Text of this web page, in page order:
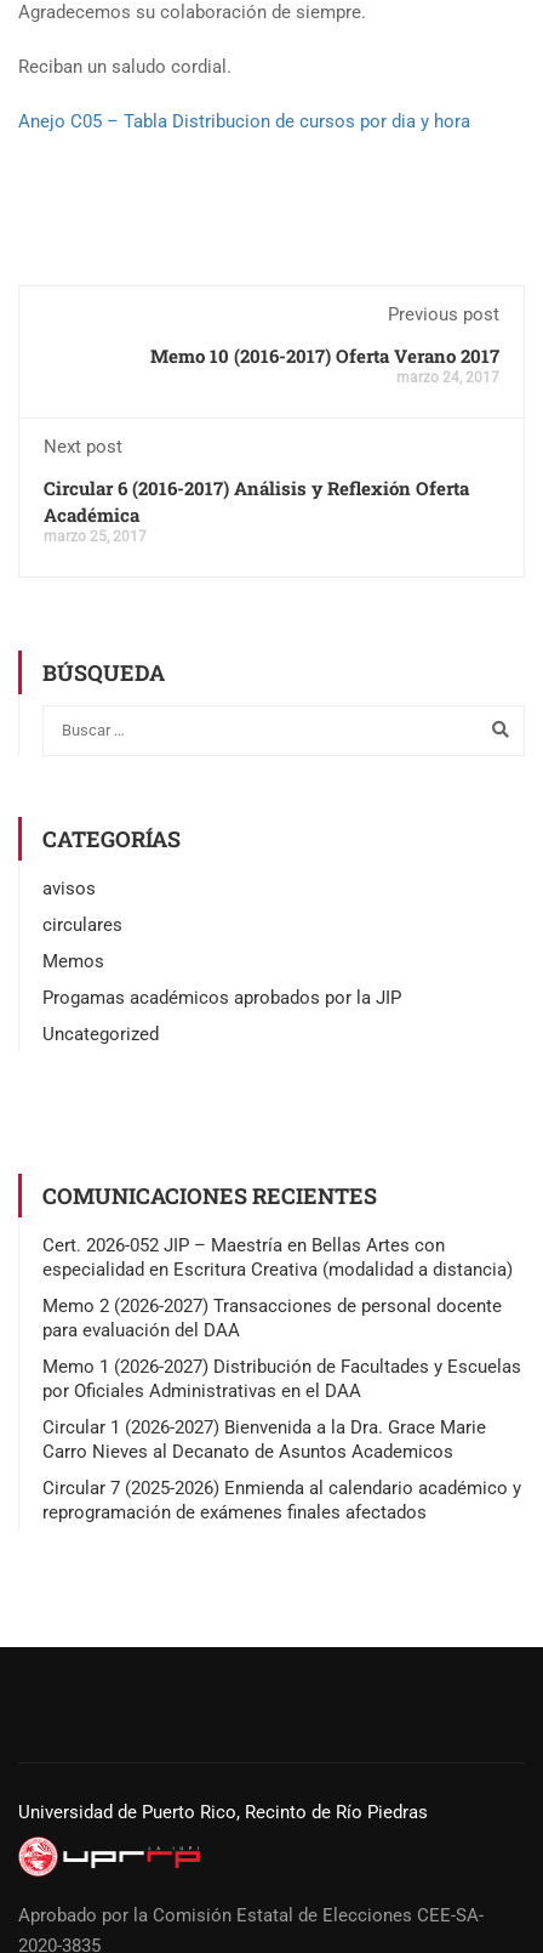
Agradecemos su colaboración de siempre.
Reciban un saludo cordial.
Anejo C05 – Tabla Distribucion de cursos por dia y hora
Previous post
Memo 10 (2016-2017) Oferta Verano 2017
marzo 24, 2017
Next post
Circular 6 (2016-2017) Análisis y Reflexión Oferta
Académica
marzo 25, 2017
BÚSQUEDA
CATEGORÍAS
avisos
circulares
Memos
Progamas académicos aprobados por la JIP
Uncategorized
COMUNICACIONES RECIENTES
Cert. 2026-052 JIP – Maestría en Bellas Artes con
especialidad en Escritura Creativa (modalidad a distancia)
Memo 2 (2026-2027) Transacciones de personal docente
para evaluación del DAA
Memo 1 (2026-2027) Distribución de Facultades y Escuelas
por Oficiales Administrativas en el DAA
Circular 1 (2026-2027) Bienvenida a la Dra. Grace Marie
Carro Nieves al Decanato de Asuntos Academicos
Circular 7 (2025-2026) Enmienda al calendario académico y
reprogramación de exámenes finales afectados
Universidad de Puerto Rico, Recinto de Río Piedras
Aprobado por la Comisión Estatal de Elecciones CEE-SA-
2020-3835